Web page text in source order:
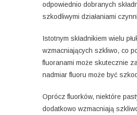
odpowiednio dobranych
szkodliwymi działaniami
Istotnym składnikiem wielu
wzmacniających szkliwo, co
fluoranami może skutecznie
nadmiar fluoru może być
Oprócz fluorków, niektóre
dodatkowo wzmacniają